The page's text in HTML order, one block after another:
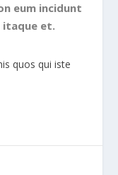
eum incidunt
itaque et.
quos qui iste